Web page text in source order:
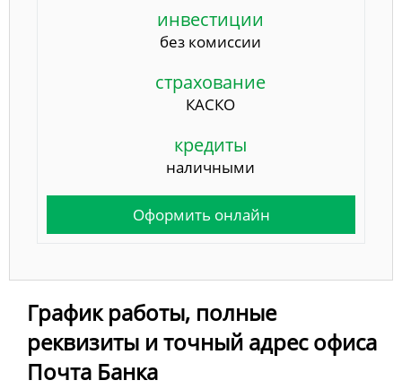
инвестиции
без комиссии
страхование
КАСКО
кредиты
наличными
Оформить онлайн
График работы, полные
реквизиты и точный адрес офиса
Почта Банка